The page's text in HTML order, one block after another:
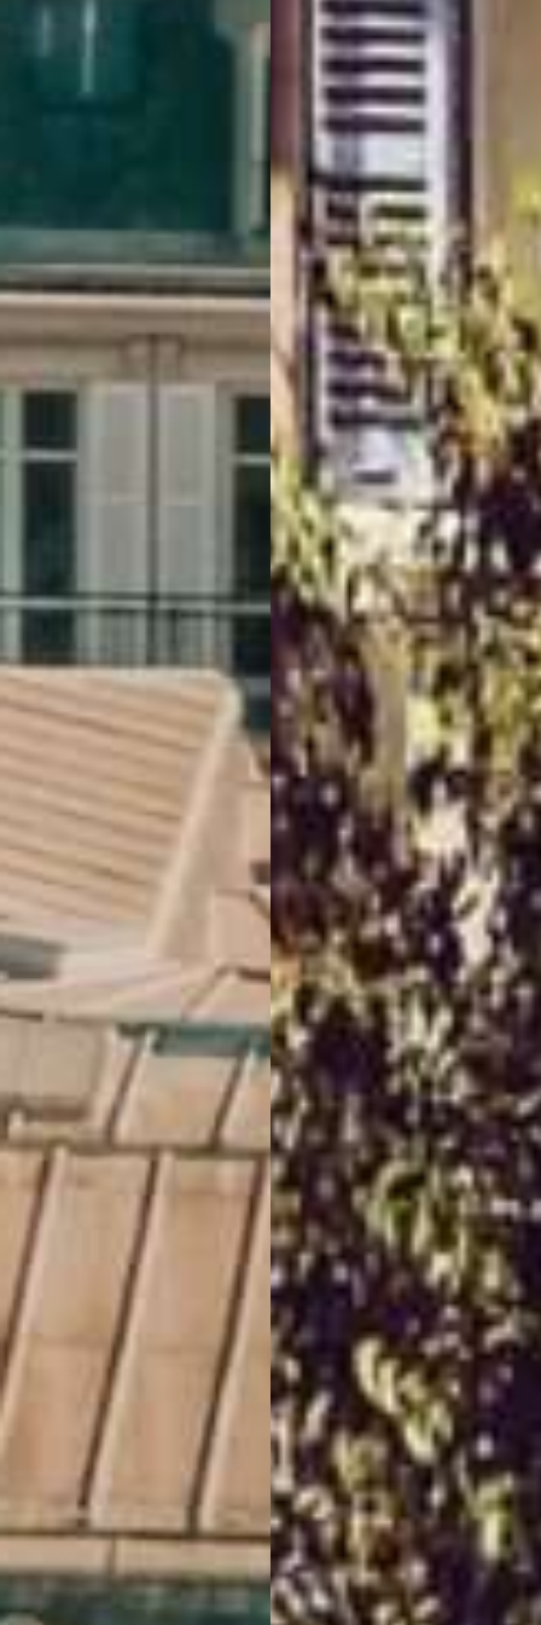
Aujourd’hui plus que jamais,
même si les fondamentaux du
droit demeurent essentiels, le
contexte impose à la pratique
juridique de s’actualiser et de
se remettre en question en
permanence pour réfléchir et
agir avec un temps d’avance.